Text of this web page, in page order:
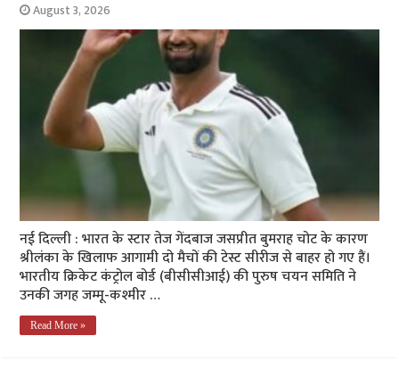
August 3, 2026
नई दिल्ली : भारत के स्टार तेज गेंदबाज जसप्रीत बुमराह चोट के कारण
श्रीलंका के खिलाफ आगामी दो मैचों की टेस्ट सीरीज से बाहर हो गए हैं।
भारतीय क्रिकेट कंट्रोल बोर्ड (बीसीसीआई) की पुरुष चयन समिति ने
उनकी जगह जम्मू-कश्मीर …
Read More »